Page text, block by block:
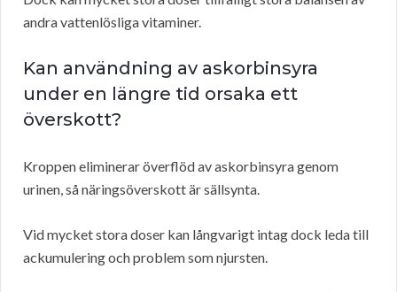
andra vattenlösliga vitaminer.
Kan användning av askorbinsyra
under en längre tid orsaka ett
överskott?
Kroppen eliminerar överflöd av askorbinsyra genom
urinen, så näringsöverskott är sällsynta.
Vid mycket stora doser kan långvarigt intag dock leda till
ackumulering och problem som njursten.